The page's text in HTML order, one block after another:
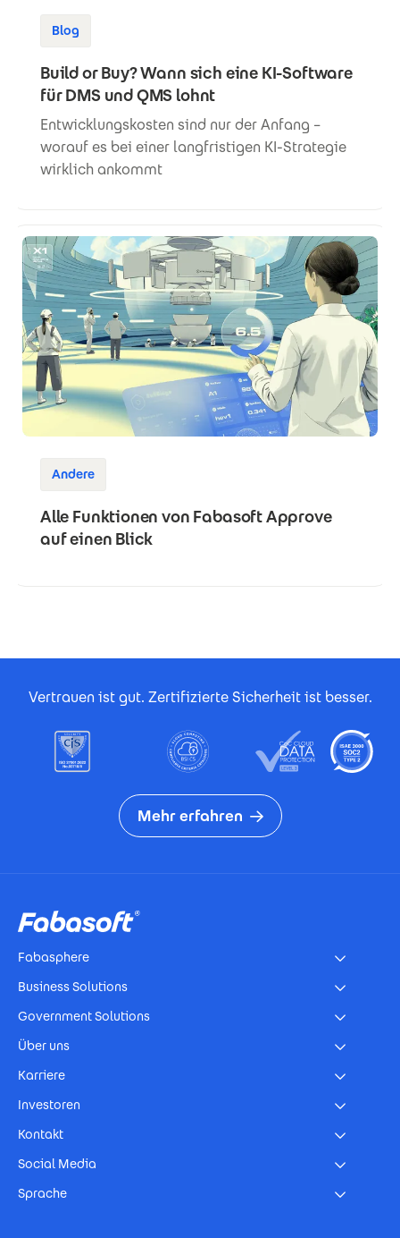
Blog
Build or Buy? Wann sich eine KI-Software
für DMS und QMS lohnt
Entwicklungskosten sind nur der Anfang –
worauf es bei einer langfristigen KI-Strategie
wirklich ankommt
Andere
Alle Funktionen von Fabasoft Approve
auf einen Blick
Vertrauen ist gut. Zertifizierte Sicherheit ist besser.
Mehr erfahren
Fabasphere
Business Solutions
Government Solutions
Über uns
Karriere
Investoren
Kontakt
Social Media
Sprache